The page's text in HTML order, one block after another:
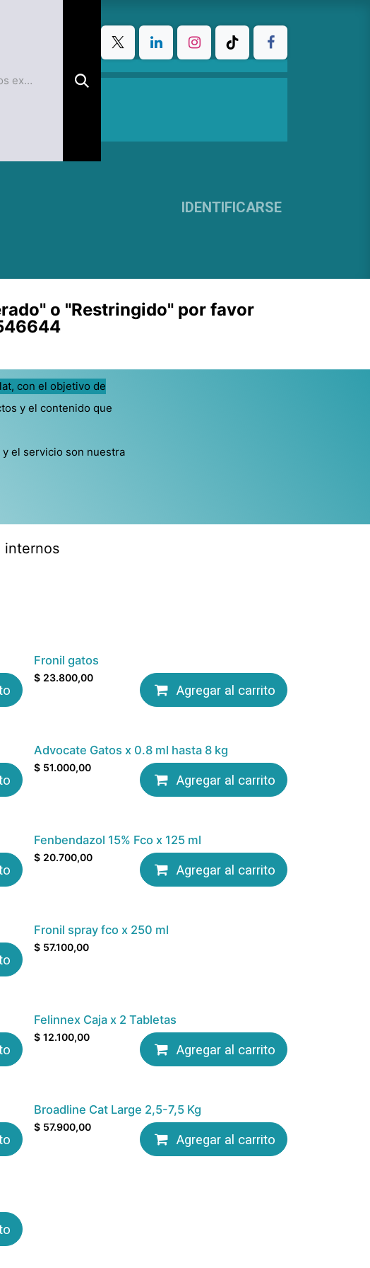
IDENTIFICARSE
o "Restringido" por favor
con el objetivo de
y el contenido que
y el servicio son nuestra
internos
Fronil gatos
$ 23.800,00
Agregar al carrito
Advocate Gatos x 0.8 ml hasta 8 kg
$ 51.000,00
Agregar al carrito
Fenbendazol 15% Fco x 125 ml
$ 20.700,00
Agregar al carrito
Fronil spray fco x 250 ml
$ 57.100,00
Felinnex Caja x 2 Tabletas
$ 12.100,00
Agregar al carrito
Broadline Cat Large 2,5-7,5 Kg
$ 57.900,00
Agregar al carrito